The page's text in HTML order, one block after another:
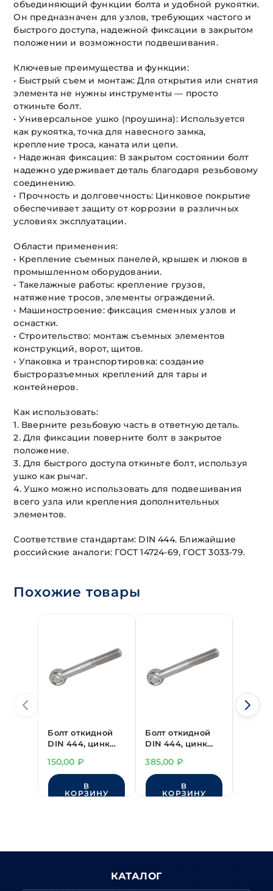
объединяющий функции болта и удобной рукоятки.
Он предназначен для узлов, требующих частого и
быстрого доступа, надежной фиксации в закрытом
положении и возможности подвешивания.
Ключевые преимущества и функции:
• Быстрый съем и монтаж: Для открытия или снятия
элемента не нужны инструменты — просто
откиньте болт.
• Универсальное ушко (проушина): Используется
как рукоятка, точка для навесного замка,
крепление троса, каната или цепи.
• Надежная фиксация: В закрытом состоянии болт
надежно удерживает деталь благодаря резьбовому
соединению.
• Прочность и долговечность: Цинковое покрытие
обеспечивает защиту от коррозии в различных
условиях эксплуатации.
Области применения:
• Крепление съемных панелей, крышек и люков в
промышленном оборудовании.
• Такелажные работы: крепление грузов,
натяжение тросов, элементы ограждений.
• Машиностроение: фиксация сменных узлов и
оснастки.
• Строительство: монтаж съемных элементов
конструкций, ворот, щитов.
• Упаковка и транспортировка: создание
быстроразъемных креплений для тары и
контейнеров.
Как использовать:
1. Вверните резьбовую часть в ответную деталь.
2. Для фиксации поверните болт в закрытое
положение.
3. Для быстрого доступа откиньте болт, используя
ушко как рычаг.
4. Ушко можно использовать для подвешивания
всего узла или крепления дополнительных
элементов.
Соответствие стандартам: DIN 444. Ближайшие
российские аналоги: ГОСТ 14724-69, ГОСТ 3033-79.
Похожие товары
Болт откидной
DIN 444, цинк
150,00 ₽
В
КОРЗИНУ
Болт откидной
DIN 444, цинк
385,00 ₽
В
КОРЗИНУ
КАТАЛОГ